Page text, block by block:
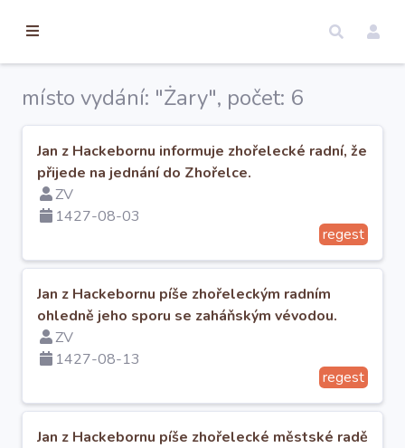
Úvod
Edice
Hledat
Mapy
místo vydání: "Żary", počet: 6
Jan z Hackebornu informuje zhořelecké radní, že
přijede na jednání do Zhořelce.
ZV
1427-08-03
regest
Jan z Hackebornu píše zhořeleckým radním
ohledně jeho sporu se zaháňským vévodou.
ZV
1427-08-13
regest
Jan z Hackebornu píše zhořelecké městské radě